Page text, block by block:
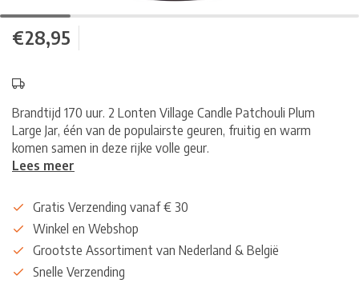
€28,95
Brandtijd 170 uur. 2 Lonten Village Candle Patchouli Plum
Large Jar, één van de populairste geuren, fruitig en warm
komen samen in deze rijke volle geur.
Lees meer
Gratis Verzending vanaf € 30
Winkel en Webshop
Grootste Assortiment van Nederland & België
Snelle Verzending